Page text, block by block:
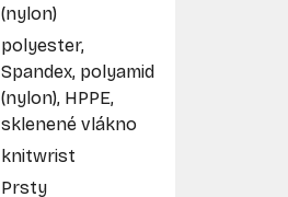
(nylon)
polyester,
Spandex, polyamid
(nylon), HPPE,
sklenené vlákno
knitwrist
Prsty